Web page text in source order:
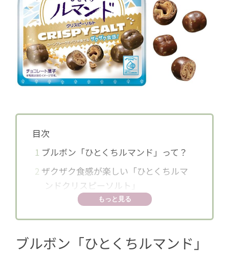
目次
1 ブルボン「ひとくちルマンド」って？
2 ザクザク食感が楽しい「ひとくちルマ
ンドクリスピーソルト」
もっと見る
ブルボン「ひとくちルマンド」